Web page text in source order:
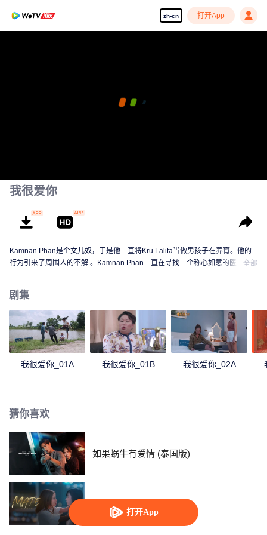
zh-cn 打开App
打开App
我很爱你
Kamnan Phan是个女儿奴，于是他一直将Kru Lalita当做男孩子在养育。他的
行为引来了周围人的不解.。Kamnan Phan一直在寻找一个称心如意的医生女
了，而此时她身边已有帅气多金的老公Tide。Tide决定要解决任何来纠缠自己
女人的人...
全部
剧集
我很爱你_01A 我很爱你_01B 我很爱你_02A
猜你喜欢
如果蜗牛有爱情 (泰国版)